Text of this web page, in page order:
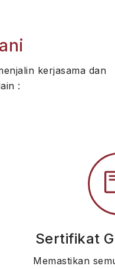
kerjasama dan
:
Sertifikat
Memastikan